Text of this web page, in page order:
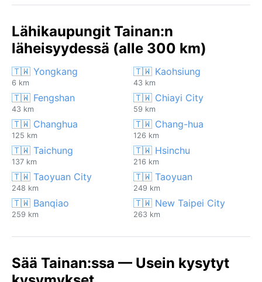
Lähikaupungit Tainan:n
läheisyydessä (alle 300 km)
🇹🇼 Yongkang
6 km
🇹🇼 Kaohsiung
43 km
🇹🇼 Fengshan
43 km
🇹🇼 Chiayi City
59 km
🇹🇼 Changhua
125 km
🇹🇼 Chang-hua
126 km
🇹🇼 Taichung
137 km
🇹🇼 Hsinchu
216 km
🇹🇼 Taoyuan City
248 km
🇹🇼 Taoyuan
249 km
🇹🇼 Banqiao
259 km
🇹🇼 New Taipei City
263 km
Sää Tainan:ssa — Usein kysytyt